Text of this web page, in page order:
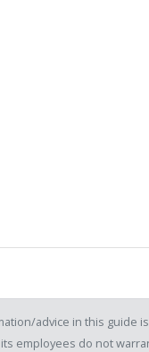
advice in this guide
employees do not